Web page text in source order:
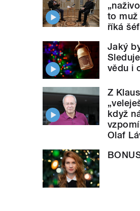
to muž
říká
Jaký
vědu i
Z
když
Olaf